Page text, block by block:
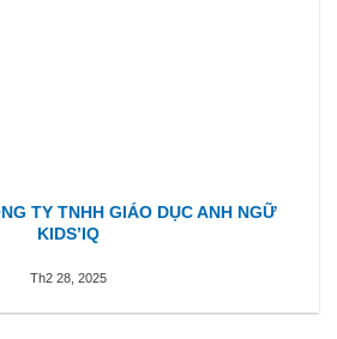
TY TNHH GIÁO DỤC ANH NGỮ
KIDS’IQ
Th2 28, 2025